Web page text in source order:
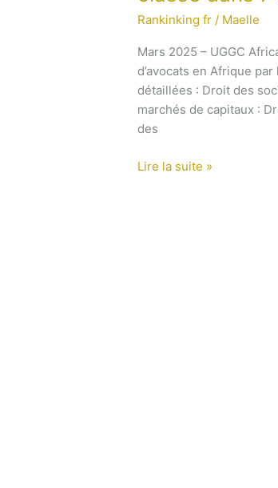
Rankinking fr / Maelle
Mars 2025 – UGGC
d’avocats en Afrique
détaillées : Droit des
marchés de capitaux :
des
2025
UGGC
Africa
à
nouveau
classé
7
Lire la suite »